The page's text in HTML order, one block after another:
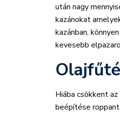
után nagy
kazánokat
kazánban,
kevesebb
Hiába csökkent
beépítése